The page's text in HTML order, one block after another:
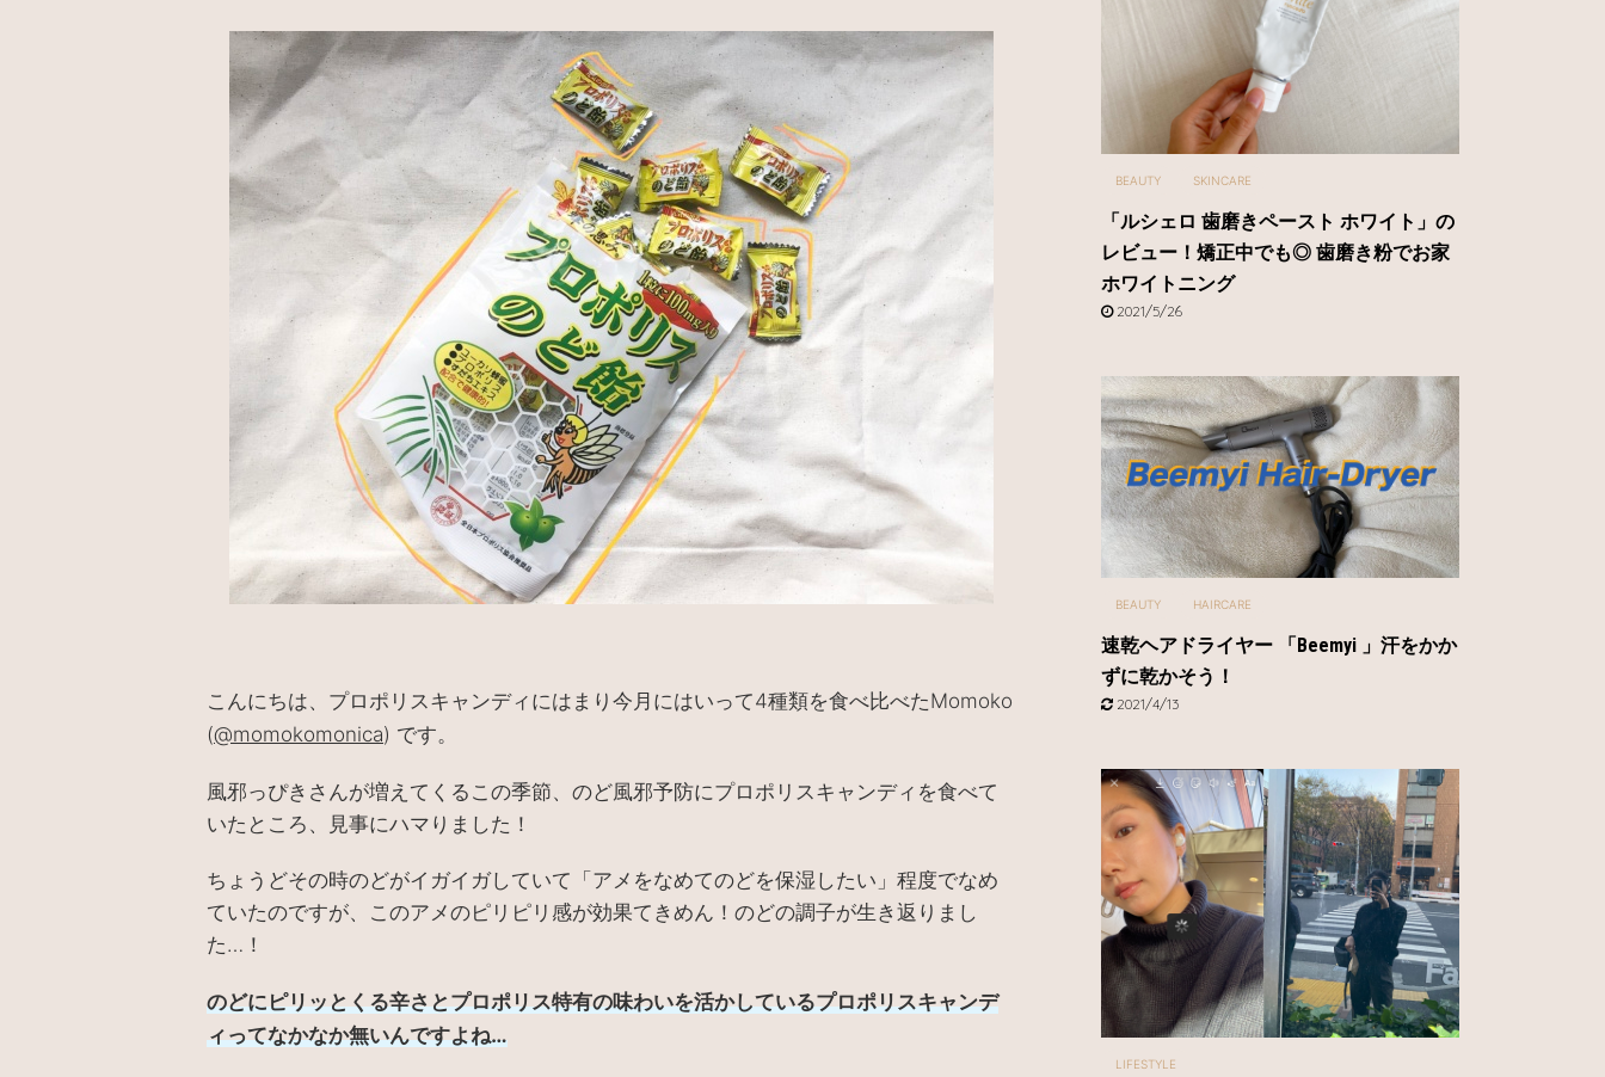
こんにちは、プロポリスキャンディにはまり今月にはいって4種類を食べ比べたMomoko
(@momokomonica) です。
風邪っぴきさんが増えてくるこの季節、のど風邪予防にプロポリスキャンディを食べて
いたところ、見事にハマりました！
ちょうどその時のどがイガイガしていて「アメをなめてのどを保湿したい」程度でなめ
ていたのですが、このアメのピリピリ感が効果てきめん！のどの調子が生き返りまし
た… ！
のどにピリッとくる辛さとプロポリス特有の味わいを活かしているプロポリスキャンデ
ィってなかなか無いんですよね…
BEAUTY SKINCARE
「ルシェロ 歯磨きペースト ホワイト」の
レビュー！矯正中でも◎ 歯磨き粉でお家
ホワイトニング
2021/5/26
BEAUTY HAIRCARE
速乾ヘアドライヤー 「Beemyi 」汗をかか
ずに乾かそう！
2021/4/13
LIFESTYLE